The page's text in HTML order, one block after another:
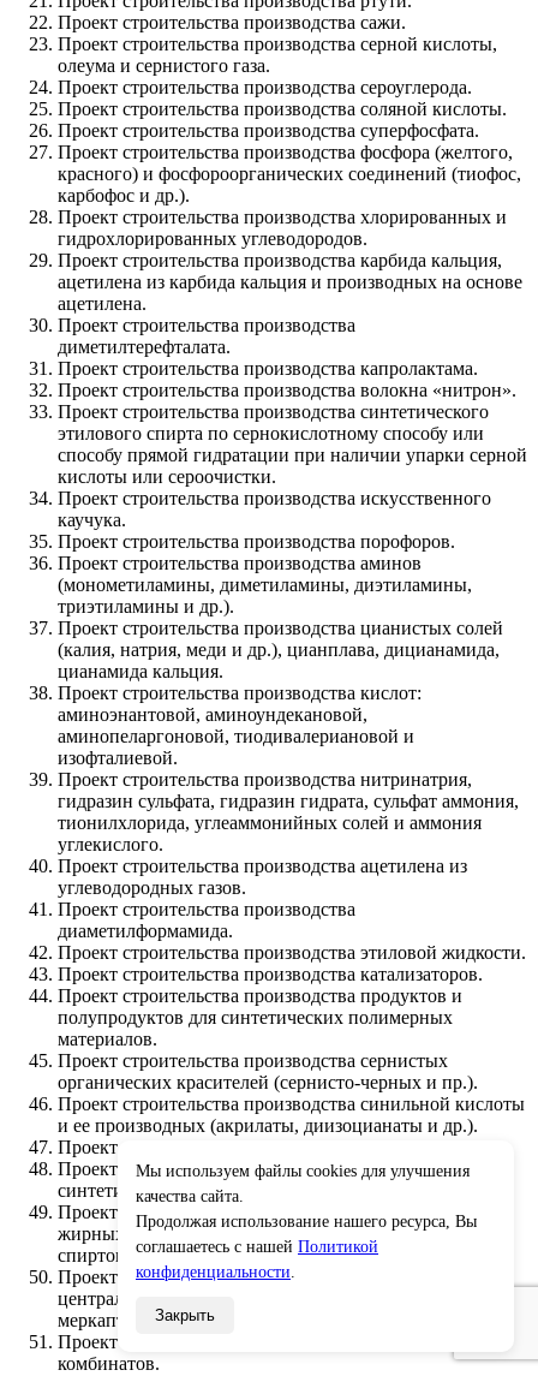
Проект строительства производства сажи.
Проект строительства производства серной кислоты,
олеума и сернистого газа.
Проект строительства производства сероуглерода.
Проект строительства производства соляной кислоты.
Проект строительства производства суперфосфата.
Проект строительства производства фосфора (желтого,
красного) и фосфороорганических соединений (тиофос,
карбофос и др.).
Проект строительства производства хлорированных и
гидрохлорированных углеводородов.
Проект строительства производства карбида кальция,
ацетилена из карбида кальция и производных на основе
ацетилена.
Проект строительства производства
диметилтерефталата.
Проект строительства производства капролактама.
Проект строительства производства волокна «нитрон».
Проект строительства производства синтетического
этилового спирта по сернокислотному способу или
способу прямой гидратации при наличии упарки серной
кислоты или сероочистки.
Проект строительства производства искусственного
каучука.
Проект строительства производства порофоров.
Проект строительства производства аминов
(монометиламины, диметиламины, диэтиламины,
триэтиламины и др.).
Проект строительства производства цианистых солей
(калия, натрия, меди и др.), цианплава, дицианамида,
цианамида кальция.
Проект строительства производства кислот:
аминоэнантовой, аминоундекановой,
аминопеларгоновой, тиодивалериановой и
изофталиевой.
Проект строительства производства нитринатрия,
гидразин сульфата, гидразин гидрата, сульфат аммония,
тионилхлорида, углеаммонийных солей и аммония
углекислого.
Проект строительства производства ацетилена из
углеводородных газов.
Проект строительства производства
диаметилформамида.
Проект строительства производства этиловой жидкости.
Проект строительства производства катализаторов.
Проект строительства производства продуктов и
полупродуктов для синтетических полимерных
материалов.
Проект строительства производства сернистых
органических красителей (сернисто-черных и пр.).
Проект строительства производства синильной кислоты
и ее производных (акрилаты, диизоцианаты и др.).
Проект строительства производства бериллия.
Проект строительства производства химических
синтетических лекарственных препаратов.
Проект строительства производства синтетических
жирных кислот и производство высших жирных
спиртов прямым окислением кислородом.
Проект строительства производства меркаптанов и
централизованные установки одарирования газа
меркаптанами со складами одоранта.
Проект строительства производства калийных
комбинатов.
Мы используем файлы cookies для улучшения
качества сайта.
Продолжая использование нашего ресурса, Вы
соглашаетесь с нашей Политикой
конфиденциальности.
Закрыть